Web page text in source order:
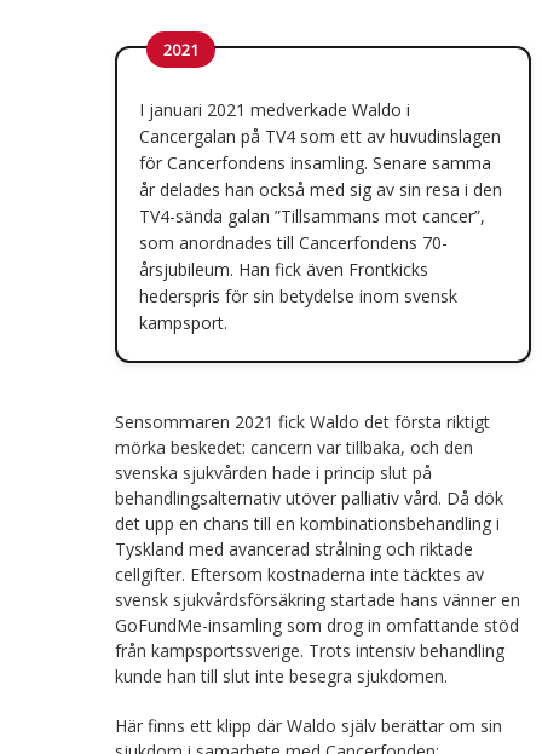
2021
I januari 2021 medverkade Waldo i
Cancergalan på TV4 som ett av huvudinslagen
för Cancerfondens insamling. Senare samma
år delades han också med sig av sin resa i den
TV4-sända galan ”Tillsammans mot cancer”,
som anordnades till Cancerfondens 70-
årsjubileum. Han fick även Frontkicks
hederspris för sin betydelse inom svensk
kampsport.
Sensommaren 2021 fick Waldo det första riktigt
mörka beskedet: cancern var tillbaka, och den
svenska sjukvården hade i princip slut på
behandlingsalternativ utöver palliativ vård. Då dök
det upp en chans till en kombinationsbehandling i
Tyskland med avancerad strålning och riktade
cellgifter. Eftersom kostnaderna inte täcktes av
svensk sjukvårdsförsäkring startade hans vänner en
GoFundMe-insamling som drog in omfattande stöd
från kampsportssverige. Trots intensiv behandling
kunde han till slut inte besegra sjukdomen.
Här finns ett klipp där Waldo själv berättar om sin